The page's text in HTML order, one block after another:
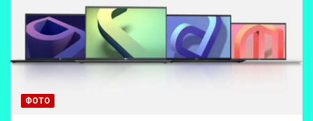
ФОТО